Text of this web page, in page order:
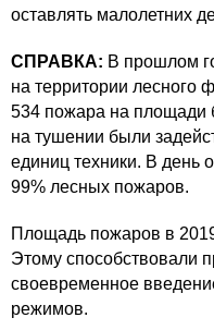
оставлять малолетних
СПРАВКА: В прошлом
на территории лесного
534 пожара на площади
на тушении были
единиц техники. В день
99% лесных пожаров.
Площадь пожаров в
Этому способствовали
своевременное
режимов.